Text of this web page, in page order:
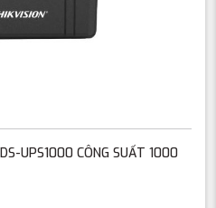
UPS1000 CÔNG SUẤT 1000